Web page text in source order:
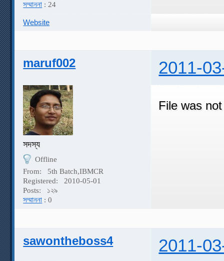
সম্মাননা : 24
Website
maruf002 2011-
সদস্য
Offline
From:
5th Batch,IBMCR
Registered:
2010-05-01
Posts:
১২৯
সম্মাননা : 0
File was
sawontheboss4 2011-